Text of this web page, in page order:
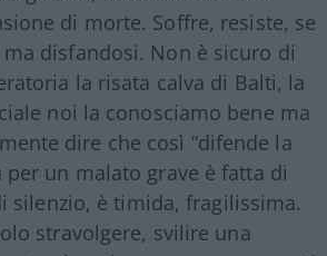
di morte. Soffre, resiste, se
disfandosi. Non è sicuro di
la risata calva di Balti, la
noi la conosciamo bene ma
dire che così “difende la
per un malato grave è fatta di
silenzio, è timida, fragilissima.
stravolgere, svilire una